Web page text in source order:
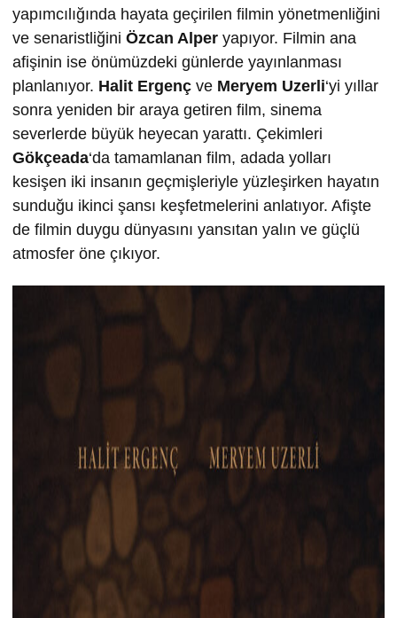
yapımcılığında hayata geçirilen filmin yönetmenliğini
ve senaristliğini Özcan Alper yapıyor. Filmin ana
afişinin ise önümüzdeki günlerde yayınlanması
planlanıyor. Halit Ergenç ve Meryem Uzerli‘yi yıllar
sonra yeniden bir araya getiren film, sinema
severlerde büyük heyecan yarattı. Çekimleri
Gökçeada‘da tamamlanan film, adada yolları
kesişen iki insanın geçmişleriyle yüzleşirken hayatın
sunduğu ikinci şansı keşfetmelerini anlatıyor. Afişte
de filmin duygu dünyasını yansıtan yalın ve güçlü
atmosfer öne çıkıyor.